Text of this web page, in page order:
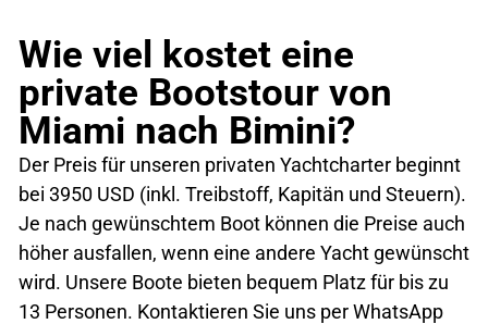
Wie viel kostet eine
private Bootstour von
Miami nach Bimini?
Der Preis für unseren privaten Yachtcharter beginnt
bei 3950 USD (inkl. Treibstoff, Kapitän und Steuern).
Je nach gewünschtem Boot können die Preise auch
höher ausfallen, wenn eine andere Yacht gewünscht
wird. Unsere Boote bieten bequem Platz für bis zu
13 Personen. Kontaktieren Sie uns per WhatsApp